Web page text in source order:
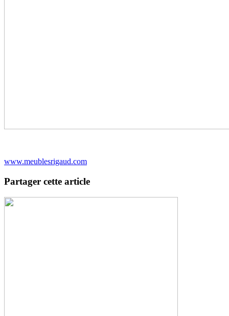
www.meublesrigaud.com
Partager cette article